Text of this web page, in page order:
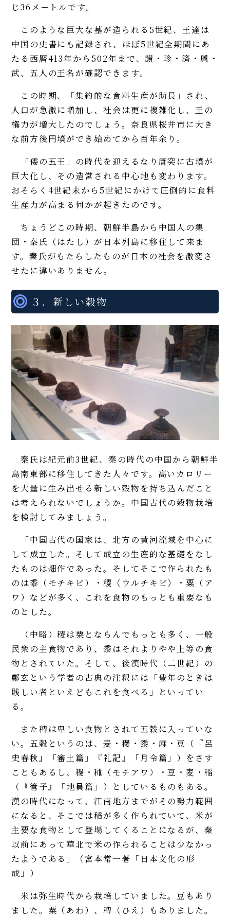
じ36メートルです。
このような巨大な墓が造られる5世紀、王達は
中国の史書にも記録され、ほぼ5世紀全期間にあ
たる西暦413年から502年まで、讃・珍・済・興・
武、五人の王名が確認できます。
この時期、「集約的な食料生産が助長」され、
人口が急激に増加し、社会は更に複雑化し、王の
権力が増大したのでしょう。奈良県桜井市に大き
な前方後円墳ができ始めてから百年余り。
「倭の五王」の時代を迎えるなり唐突に古墳が
巨大化し、その造営される中心地も変わります。
おそらく4世紀末から5世紀にかけて圧倒的に食料
生産力が高まる何かが起きたのです。
ちょうどこの時期、朝鮮半島から中国人の集
団・秦氏（はたし）が日本列島に移住して来ま
す。秦氏がもたらしたものが日本の社会を激変さ
せたに違いありません。
３．新しい穀物
秦氏は紀元前3世紀、秦の時代の中国から朝鮮半
島南東部に移住してきた人々です。高いカロリー
を大量に生み出せる新しい穀物を持ち込んだこと
は考えられないでしょうか。中国古代の穀物栽培
を検討してみましょう。
「中国古代の国家は、北方の黄河流域を中心に
して成立した。そして成立の生産的な基礎をなし
たものは畑作であった。そしてそこで作られたも
のは黍（モチキビ）・稷（ウルチキビ）・粟（ア
ワ）などが多く、これを食物のもっとも重要なも
のとした。
（中略）稷は粟とならんでもっとも多く、一般
民衆の主食物であり、黍はそれよりやや上等の食
物とされていた。そして、後漢時代（二世紀）の
鄭玄という学者の古典の注釈には「豊年のときは
賎しい者といえどもこれを食べる」といってい
る。
また稗は卑しい食物とされて五穀に入っていな
い。五穀というのは、麦・稷・黍・麻・豆（『呂
史春秋』「審土篇」『礼記』「月令篇」）をさす
こともあるし、稷・秫（モチアワ）・豆・麦・稲
（『管子』「地員篇」）としているものもある。
漢の時代になって、江南地方までがその勢力範囲
になると、そこでは稲が多く作られていて、米が
主要な食物として登場してくることになるが、秦
以前にあって華北で米の作られることは少なかっ
たようである」（宮本常一著「日本文化の形
成」）
米は弥生時代から栽培していました。豆もあり
ました。粟（あわ）、稗（ひえ）もありました。